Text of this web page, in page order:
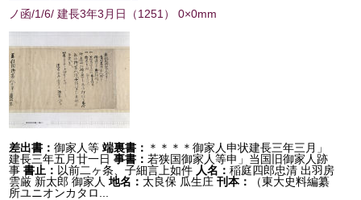
ノ函/1/6/ 建長3年3月日 （1251 ） 0×0mm
差出書：御家人等 端裏書： ＊＊＊＊御家人申状建長三年三月」
建長三年五月廿一日 事書：若狭国御家人等申」当国旧御家人跡
事 書止： 以前二ヶ条、子細言上如件 人名：稲庭四郎忠清 出羽房
雲厳 新太郎 御家人 地名： 太良保 瓜生庄 刊本：
（東大史料編纂
所ユニオンカタロ...